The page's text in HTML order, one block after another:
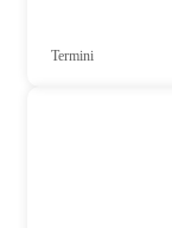
Termini